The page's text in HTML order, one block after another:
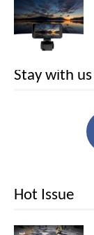
Stay with us
Hot Issue